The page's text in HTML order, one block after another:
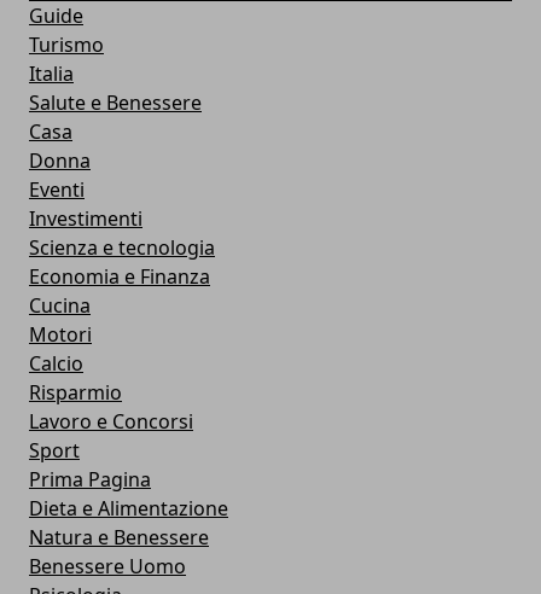
Guide
Turismo
Italia
Salute e Benessere
Casa
Donna
Eventi
Investimenti
Scienza e tecnologia
Economia e Finanza
Cucina
Motori
Calcio
Risparmio
Lavoro e Concorsi
Sport
Prima Pagina
Dieta e Alimentazione
Natura e Benessere
Benessere Uomo